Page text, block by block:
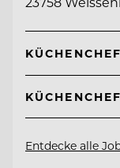
Entdecke alle